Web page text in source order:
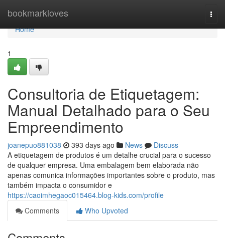
bookmarkloves
Home
Home
1
Consultoria de Etiquetagem:
Manual Detalhado para o Seu
Empreendimento
joanepuo881038 393 days ago News
Discuss
A etiquetagem de produtos é um detalhe crucial para o sucesso
de qualquer empresa. Uma embalagem bem elaborada não
apenas comunica informações importantes sobre o produto, mas
também impacta o consumidor e
https://caoimhegaoc015464.blog-kids.com/profile
Comments
Who Upvoted